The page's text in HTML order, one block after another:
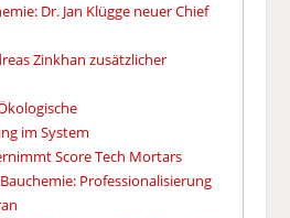
Dr. Jan Klügge neuer Chief
Zinkhan zusätzlicher
im System
Score Tech Mortars
Professionalisierung